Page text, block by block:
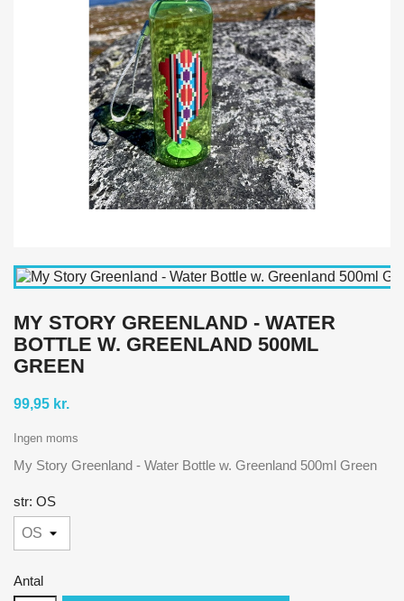
MY STORY GREENLAND - WATER
BOTTLE W. GREENLAND 500ML
GREEN
99,95 kr.
Ingen moms
My Story Greenland - Water Bottle w. Greenland 500ml Green
str: OS
Antal